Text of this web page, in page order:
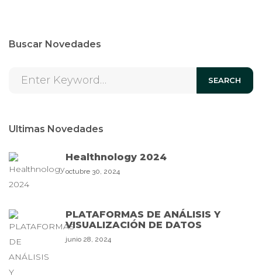
Buscar Novedades
SEARCH
Ultimas Novedades
Healthnology 2024
octubre 30, 2024
PLATAFORMAS DE ANÁLISIS Y
VISUALIZACIÓN DE DATOS
junio 28, 2024